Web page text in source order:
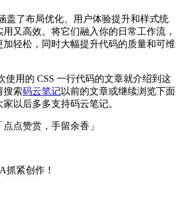
盖了布局优化、用户体验提升和样式统
又高效。将它们融入你的日常工作流，
轻松，同时大幅提升代码的质量和可维
使用的 CSS 一行代码的文章就介绍到这
搜索码云笔记以前的文章或继续浏览下面
以后多多支持码云笔记。
点点赞赏，手留余香」
抓紧创作！